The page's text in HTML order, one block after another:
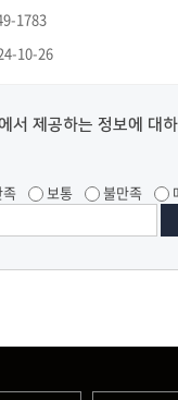
1783
10-26
서 제공하는 정보에 대
족 보통 불만족